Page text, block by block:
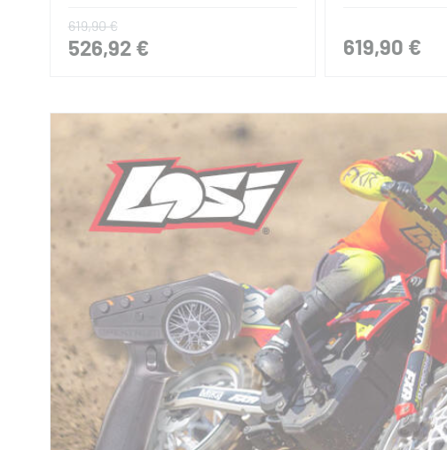
619,90 €
526,92 € 619,90 €